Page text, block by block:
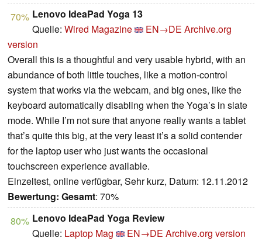
70% Lenovo IdeaPad Yoga 13
Quelle: Wired Magazine EN→DE Archive.org
version
Overall this is a thoughtful and very usable hybrid, with an
abundance of both little touches, like a motion-control
system that works via the webcam, and big ones, like the
keyboard automatically disabling when the Yoga’s in slate
mode. While I’m not sure that anyone really wants a tablet
that’s quite this big, at the very least it’s a solid contender
for the laptop user who just wants the occasional
touchscreen experience available.
Einzeltest, online verfügbar, Sehr kurz, Datum: 12.11.2012
Bewertung: Gesamt: 70%
80% Lenovo IdeaPad Yoga Review
Quelle: Laptop Mag EN→DE Archive.org version